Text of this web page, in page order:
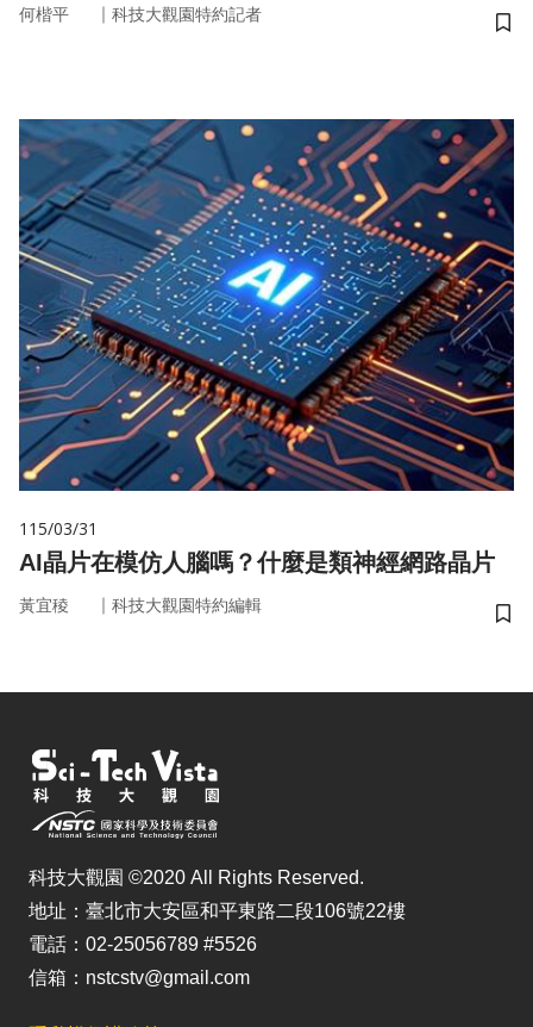
何楷平 ｜ 科技大觀園特約記者
儲
115/03/31
AI晶片在模仿人腦嗎？什麼是類神經網路晶片
黃宜稜 ｜ 科技大觀園特約編輯
儲
科技大觀園 ©2020 All Rights Reserved.
地址：臺北市大安區和平東路二段106號22樓
電話：02-25056789 #5526
信箱：nstcstv@gmail.com